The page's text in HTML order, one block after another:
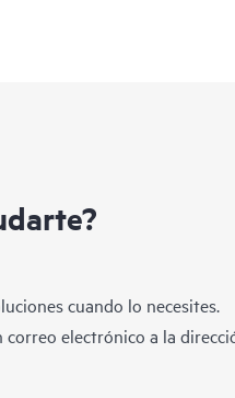
cuando lo necesites.
electrónico a la